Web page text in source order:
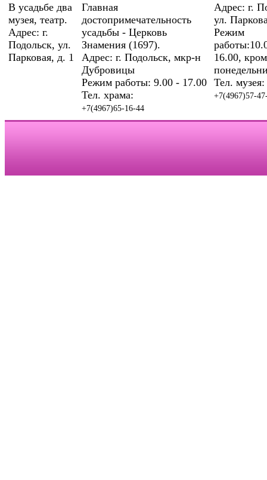
В усадьбе два
музея, театр.
Адрес: г.
Подольск, ул.
Парковая, д. 1
Главная
достопримечательность
усадьбы - Церковь
Знамения (1697).
Адрес: г. Подольск, мкр-н
Дубровицы
Режим работы: 9.00 - 17.00
Тел. храма:
+7(4967)65-16-44
Адрес: г.
ул.
Режим
16.00,
Тел. музея:
+7(4967)57-